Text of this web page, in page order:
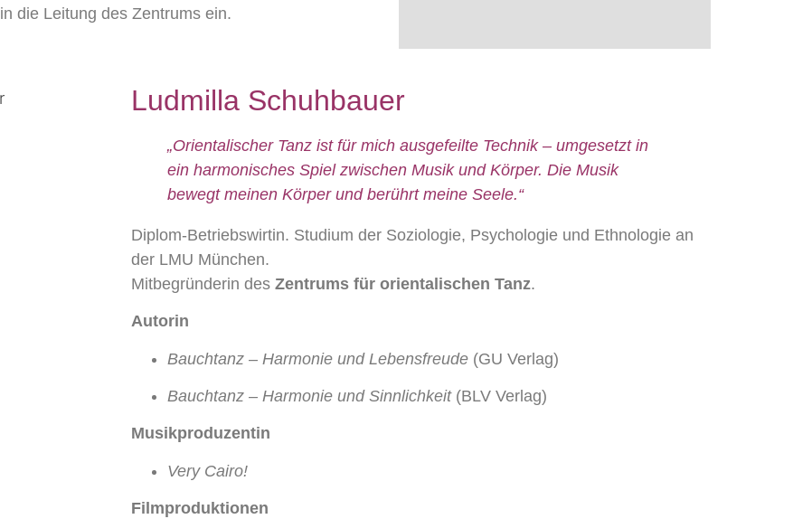
in die Leitung des Zentrums ein.
Ludmilla Schuhbauer
„Orientalischer Tanz ist für mich ausgefeilte Technik – umgesetzt in
ein harmonisches Spiel zwischen Musik und Körper. Die Musik
bewegt meinen Körper und berührt meine Seele.“
Diplom-Betriebswirtin. Studium der Soziologie, Psychologie und Ethnologie an
der LMU München.
Mitbegründerin desZentrums für orientalischen Tanz.
Autorin
Bauchtanz – Harmonie und Lebensfreude (GU Verlag)
Bauchtanz – Harmonie und Sinnlichkeit(BLV Verlag)
Musikproduzentin
Very Cairo!
Filmproduktionen